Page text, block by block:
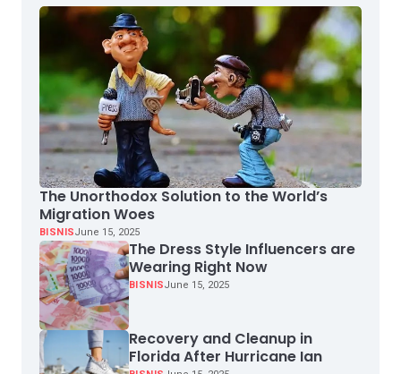
The Unorthodox Solution to the World’s
Migration Woes
BISNISJune 15, 2025
The Dress Style Influencers are
Wearing Right Now
BISNISJune 15, 2025
Recovery and Cleanup in
Florida After Hurricane Ian